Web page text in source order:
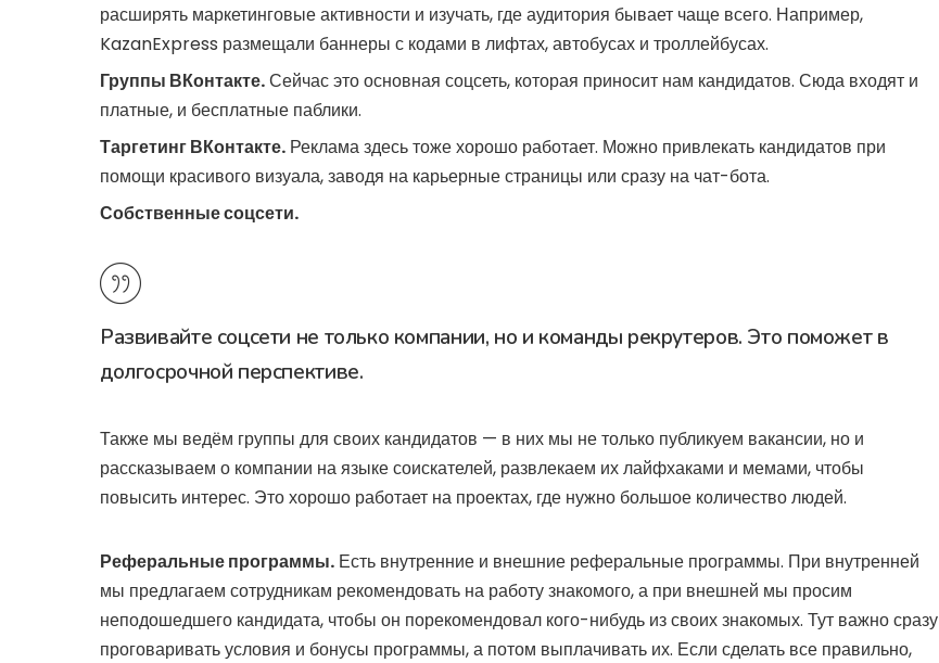
расширять маркетинговые активности и изучать, где аудитория бывает чаще всего. Например,
KazanExpress размещали баннеры с кодами в лифтах, автобусах и троллейбусах.
Группы ВКонтакте.Сейчас это основная соцсеть, которая приносит нам кандидатов. Сюда входят и
платные, и бесплатные паблики.
Таргетинг ВКонтакте. Реклама здесь тоже хорошо работает. Можно привлекать кандидатов при
помощи красивого визуала, заводя на карьерные страницы или сразу на чат-бота.
Собственные соцсети.
Развивайте соцсети не только компании, но и команды рекрутеров. Это поможет в
долгосрочной перспективе.
Также мы ведём группы для своих кандидатов — в них мы не только публикуем вакансии, но и
рассказываем о компании на языке соискателей, развлекаем их лайфхаками и мемами, чтобы
повысить интерес. Это хорошо работает на проектах, где нужно большое количество людей.
Реферальные программы. Есть внутренние и внешние реферальные программы. При внутренней
мы предлагаем сотрудникам рекомендовать на работу знакомого, а при внешней мы просим
неподошедшего кандидата, чтобы он порекомендовал кого-нибудь из своих знакомых. Тут важно сразу
проговаривать условия и бонусы программы, а потом выплачивать их. Если сделать все правильно,